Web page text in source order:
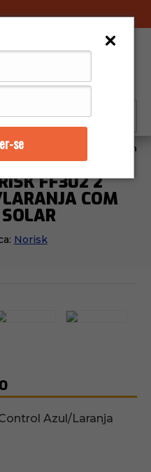
se Norisk FF302 2
FF302 2
COM
Norisk
Azul/Laranja